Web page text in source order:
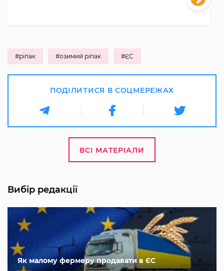
#ріпак #озимий ріпак #ЄС
ПОДІЛИТИСЯ В СОЦМЕРЕЖАХ
ВСІ МАТЕРІАЛИ
Вибір редакції
Як малому фермеру продавати в ЄС